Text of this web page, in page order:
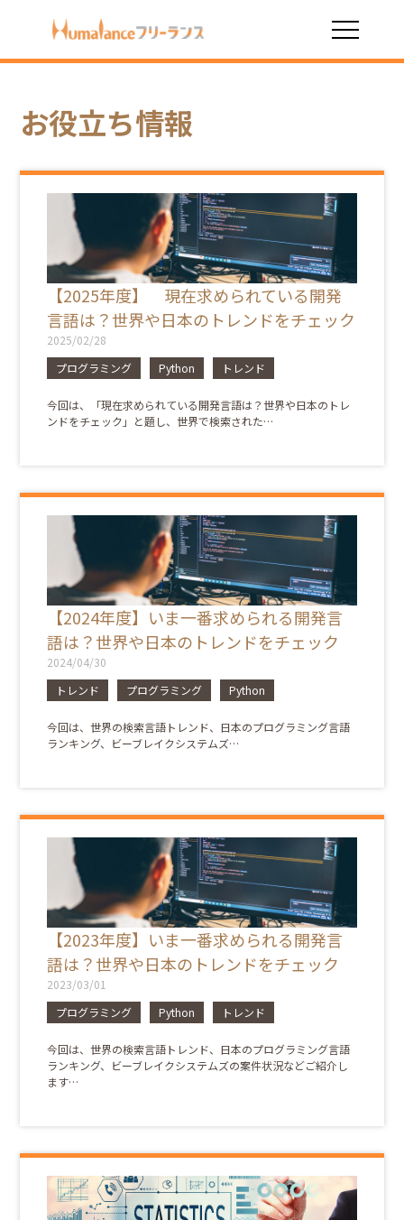
HOME お役立ち情報
お役立ち情報
【2025年度】 現在求められている開発
言語は？世界や日本のトレンドをチェック
2025/02/28
プログラミング
Python トレンド
今回は、「現在求められている開発言語は？世界や日本のトレ
ンドをチェック」と題し、世界で検索された…
【2024年度】いま一番求められる開発言
語は？世界や日本のトレンドをチェック
2024/04/30
トレンド
プログラミング Python
今回は、世界の検索言語トレンド、日本のプログラミング言語
ランキング、ビーブレイクシステムズ…
【2023年度】いま一番求められる開発言
語は？世界や日本のトレンドをチェック
2023/03/01
プログラミング
Python トレンド
今回は、世界の検索言語トレンド、日本のプログラミング言語
ランキング、ビーブレイクシステムズの案件状況などご紹介し
ます…